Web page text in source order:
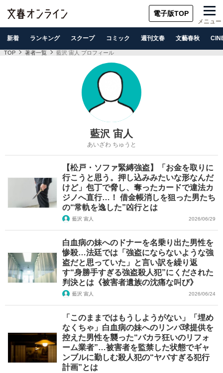
電子版TOP
メニュー
新着 ランキング スクープ コミック 週刊文春 文藝春秋
TOP 著者一覧 藍沢 宙人 プロフィール
藍沢 宙人
あいざわ ちゅうと
【松戸・ソファ緊縛強盗】「お金を取りに
行こうと思う。押し込みみたいな形なんだ
けど」包丁で脅し、奪ったカードで違法カ
ジノへ直行…！ 借金帳消しを狙った男たち
の“常軌を逸した”凶行とは
藍沢 宙人 2026/06/29
白血病の妹へのドナーを名乗り出た男性を
惨殺…法廷では「強盗にならないような強
盗だと思っていた」と言い訳を繰り返
す“身勝手すぎる強盗殺人犯”にくだされた
判決とは《被害者遺族の沈痛な叫び》
藍沢 宙人 2026/06/24
「このままではもうしようがない」「埋め
なくちゃ」白血病の妹へのリンパ球提供を
控えた男性を襲った“バカラ狂いのリフォ
ーム業者”…被害者を監禁した状態でギャ
ンブルに勤しむ殺人犯の“ヤバすぎる犯行
計画”とは